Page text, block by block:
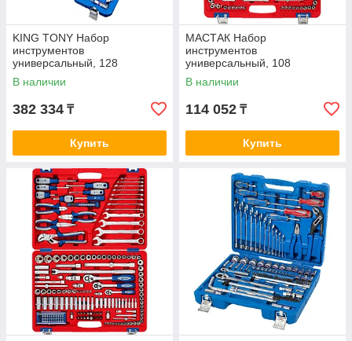
KING TONY Набор
инструментов
универсальный, 128
предметов KING TONY
7528MR01
В наличии
382 334 ₸
Купить
МАСТАК Набор
инструментов
универсальный, 108
предметов МАСТАК 01-108C
В наличии
114 052 ₸
Купить